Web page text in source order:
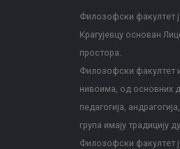
Филозофски факултет
Крагујевцу основан
простора.
Филозофски факултет
нивоима, од основних
педагогија,
група имају традицију
Филозофски факултет